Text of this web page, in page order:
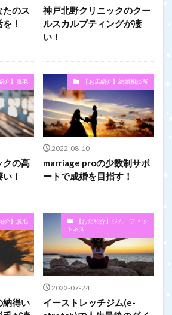
たのス
！
神戸北野クリニックのクー
ルスカルプティングが凄
い！
介】脱毛
クの高
！
【お店紹介】結婚相談所
2022-08-10
marriage proの少数制サポ
ートで成婚を目指す！
介】脱毛
納得い
【お店紹介】ジム、フィッ
トネス
2022-07-24
イーストレッチジム(e-